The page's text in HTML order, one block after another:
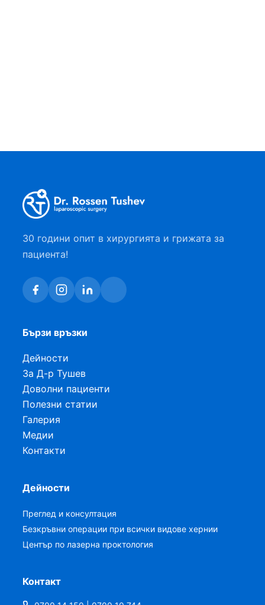
30 години опит в хирургията и грижата за
пациента!
Бързи връзки
Дейности
За Д-р Тушев
Доволни пациенти
Полезни статии
Галерия
Медии
Контакти
Дейности
Преглед и консултация
Безкръвни операции при всички видове хернии
Център по лазерна проктология
Контакт